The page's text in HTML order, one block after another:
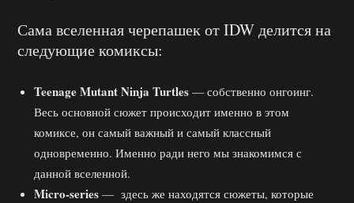
Сама вселенная черепашек от IDW делится на
следующие комиксы:
Teenage Mutant Ninja Turtles — собственно онгоинг.
Весь основной сюжет происходит именно в этом
комиксе, он самый важный и самый классный
одновременно. Именно ради него мы знакомимся с
данной вселенной.
Micro-series — здесь же находятся сюжеты, которые